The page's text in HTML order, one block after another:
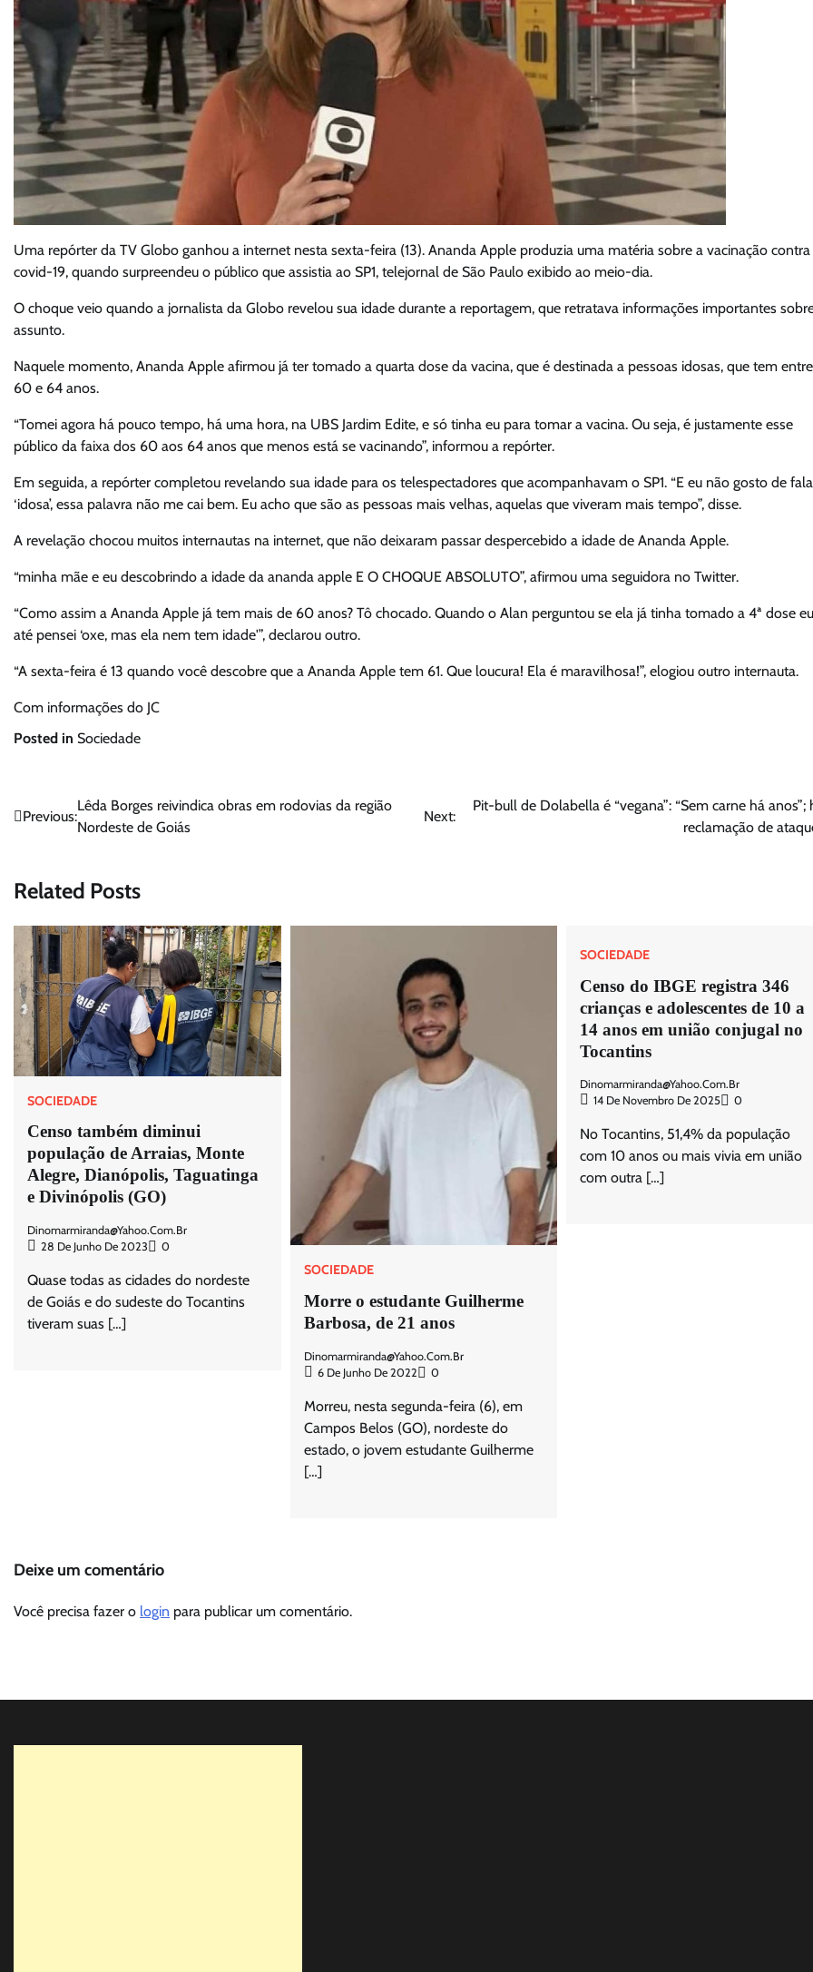
Uma repórter da TV Globo ganhou a internet nesta sexta-feira (13). Ananda Apple produzia uma matéria sobre a vacinação contra
covid-19, quando surpreendeu o público que assistia ao SP1, telejornal de São Paulo exibido ao meio-dia.
O choque veio quando a jornalista da Globo revelou sua idade durante a reportagem, que retratava informações importantes
assunto.
Naquele momento, Ananda Apple afirmou já ter tomado a quarta dose da vacina, que é destinada a pessoas idosas, que tem entre
60 e 64 anos.
“Tomei agora há pouco tempo, há uma hora, na UBS Jardim Edite, e só tinha eu para tomar a vacina. Ou seja, é justamente esse
público da faixa dos 60 aos 64 anos que menos está se vacinando”, informou a repórter.
Em seguida, a repórter completou revelando sua idade para os telespectadores que acompanhavam o SP1. “E eu não gosto de
‘idosa’, essa palavra não me cai bem. Eu acho que são as pessoas mais velhas, aquelas que viveram mais tempo”, disse.
A revelação chocou muitos internautas na internet, que não deixaram passar despercebido a idade de Ananda Apple.
“minha mãe e eu descobrindo a idade da ananda apple E O CHOQUE ABSOLUTO”, afirmou uma seguidora no Twitter.
“Como assim a Ananda Apple já tem mais de 60 anos? Tô chocado. Quando o Alan perguntou se ela já tinha tomado a 4ª dose eu
até pensei ‘oxe, mas ela nem tem idade'”, declarou outro.
“A sexta-feira é 13 quando você descobre que a Ananda Apple tem 61. Que loucura! Ela é maravilhosa!”, elogiou outro internauta.
Com informações do JC
Posted in Sociedade
Navegação
Post
Previous:
Lêda Borges reivindica obras em rodovias da região
Nordeste de Goiás
Next:
Pit-bull de Dolabella é “vegana”: “Sem carne há anos”;
reclamação de
Related Posts
SOCIEDADE
Censo também diminui
população de Arraias, Monte
Alegre, Dianópolis, Taguatinga
e Divinópolis (GO)
Dinomarmiranda@yahoo.com.br
28 De Junho De 2023
0
Quase todas as cidades do nordeste
de Goiás e do sudeste do Tocantins
tiveram suas […]
SOCIEDADE
Morre o estudante Guilherme
Barbosa, de 21 anos
Dinomarmiranda@yahoo.com.br
6 De Junho De 2022
0
Morreu, nesta segunda-feira (6), em
Campos Belos (GO), nordeste do
estado, o jovem estudante Guilherme
[…]
SOCIEDADE
Censo do IBGE registra 346
crianças e adolescentes de 10 a
14 anos em união conjugal no
Tocantins
Dinomarmiranda@yahoo.com.br
14 De Novembro De 2025
0
No Tocantins, 51,4% da população
com 10 anos ou mais vivia em união
com outra […]
Deixe um comentário
Você precisa fazer o login para publicar um comentário.